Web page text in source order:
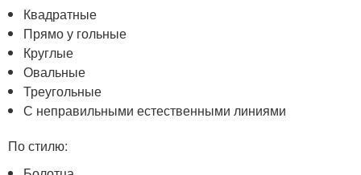
Квадратные
Прямо у гольные
Круглые
Овальные
Треугольные
С неправильными естественными линиями
По стилю: